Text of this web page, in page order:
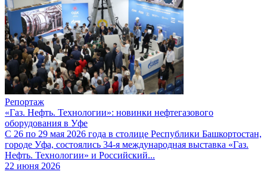
Репортаж
«Газ. Нефть. Технологии»: новинки нефтегазового
оборудования в Уфе
С 26 по 29 мая 2026 года в столице Республики Башкортостан,
городе Уфа, состоялись 34-я международная выставка «Газ.
Нефть. Технологии» и Российский...
22 июня 2026